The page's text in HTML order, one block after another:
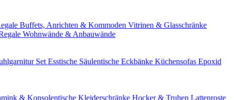
Buffets, Anrichten & Kommoden Vitrinen & Glasschränke
Wohnwände & Anbauwände
Set Esstische Säulentische Eckbänke Küchensofas Epoxid
& Konsolentische Kleiderschränke Hocker & Truhen Lattenroste